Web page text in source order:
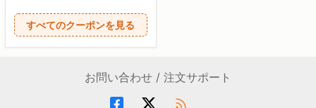
すべてのクーポンを見る
お問い合わせ / 注文サポート